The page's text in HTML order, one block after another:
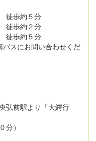
約５分
約２分
５分
スにお問い合わせくだ
弘前駅より「大鰐行
）